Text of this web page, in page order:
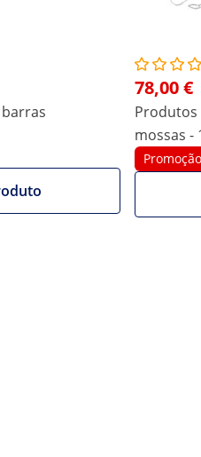
-
78,00 €
Produtos
mossas -
Promoção